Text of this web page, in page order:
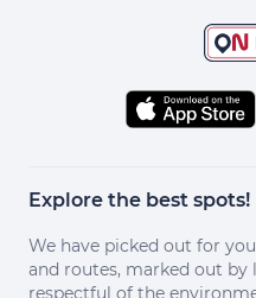
Explore the best spots!
We have picked out for
and routes, marked out by
respectful of the